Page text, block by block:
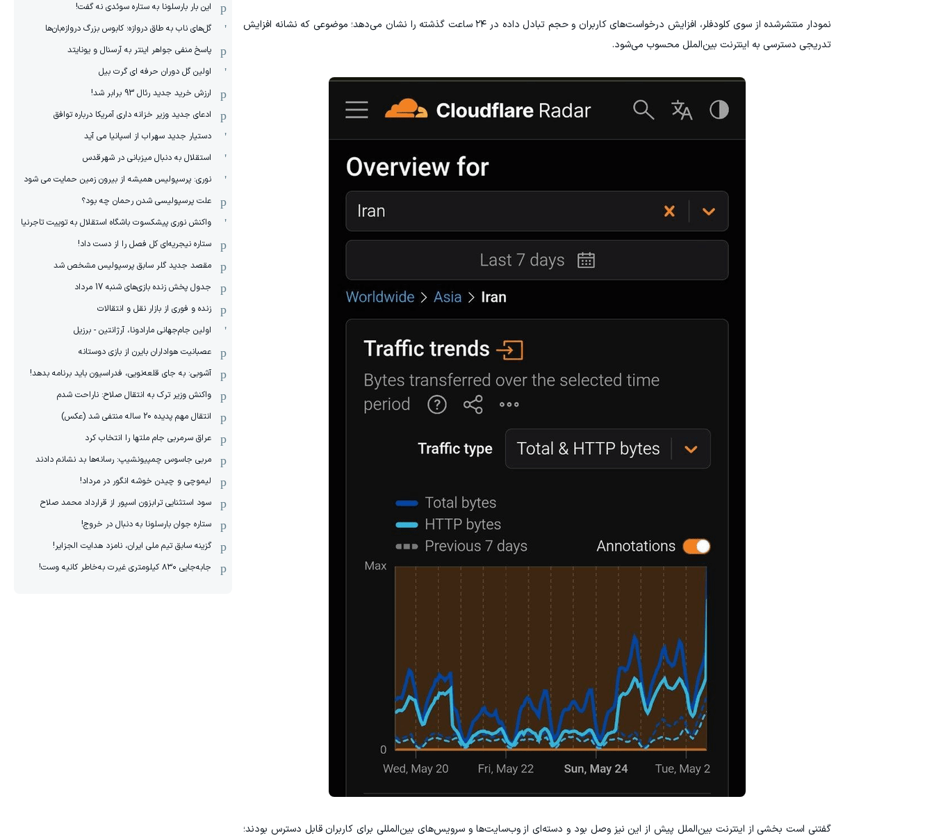
نمودار منتشرشده از سوی کلودفلر، افزایش درخواست‌های کاربران و حجم تبادل داده در ۲۴ ساعت گذشته را نشان می‌دهد؛ موضوعی که نشانه افزایش
تدریجی دسترسی به اینترنت بین‌الملل محسوب می‌شود.
گفتنی است بخشی از اینترنت بین‌الملل پیش از این نیز وصل بود و دسته‌ای از وب‌سایت‌ها و سرویس‌های بین‌المللی برای کاربران قابل دسترس بودند؛
این بار بارسلونا به ستاره سوئدی نه گفت!
گل‌های ناب به طاق دروازه؛ کابوس بزرگ دروازه‌بان‌ها
پاسخ منفی جواهر اینتر به آرسنال و یونایتد
اولین گل دوران حرفه ای گرت بیل
ارزش خرید جدید رئال 93 برابر شد!
ادعای جدید وزیر خزانه داری آمریکا درباره توافق
دستیار جدید سهراب از اسپانیا می آید
استقلال به دنبال میزبانی در شهرقدس
نوری: پرسپولیس همیشه از بیرون زمین حمایت می شود
علت پرسپولیسی شدن رحمان چه بود؟
واکنش نوری پیشکسوت باشگاه استقلال به توییت تاجرنیا
ستاره نیجریه‌ای کل فصل را از دست داد!
مقصد جدید گلر سابق پرسپولیس مشخص شد
جدول پخش زنده بازی‌های شنبه 17 مرداد
زنده و فوری از بازار نقل و انتقالات
اولین جام‌جهانی مارادونا، آرژانتین - برزیل
عصبانیت هواداران بایرن از بازی دوستانه
آشوبی: به جای قلعه‌نویی، فدراسیون باید برنامه بدهد!
واکنش وزیر ترک به انتقال صلاح: ناراحت شدم
انتقال مهم پدیده 20 ساله منتفی شد (عکس)
عراق سرمربی جام ملتها را انتخاب کرد
مربی جاسوس چمپیونشیپ: رسانه‌ها بد نشانم دادند
لیموچی و چیدن خوشه انگور در مرداد!
سود استثنایی ترابزون اسپور از قرارداد محمد صلاح
ستاره جوان بارسلونا به دنبال در خروج!
گزینه سابق تیم ملی ایران، نامزد هدایت الجزایر!
جابه‌جایی ۸۳۰ کیلومتری غیرت به‌خاطر کانیه وست!